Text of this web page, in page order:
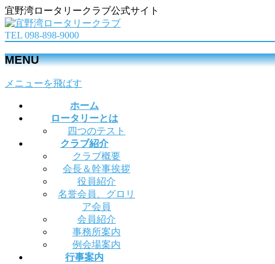
宜野湾ロータリークラブ公式サイト
TEL 098-898-9000
MENU
メニューを飛ばす
ホーム
ロータリーとは
四つのテスト
クラブ紹介
クラブ概要
会長＆幹事挨拶
役員紹介
名誉会員、グロリ
ア会員
会員紹介
事務所案内
例会場案内
行事案内